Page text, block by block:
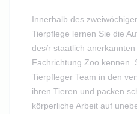
Innerhalb des
Tierpflege lernen Sie die
des/r staatlich
Fachrichtung Zoo kennen.
Tierpfleger Team in den
ihren Tieren und packen
körperliche Arbeit auf